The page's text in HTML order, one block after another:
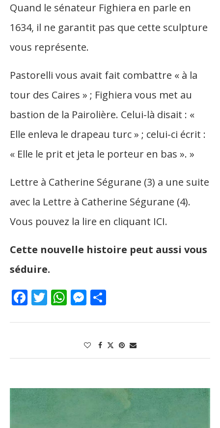
Quand le sénateur Fighiera en parle en
1634, il ne garantit pas que cette sculpture
vous représente.
Pastorelli vous avait fait combattre « à la
tour des Caires » ; Fighiera vous met au
bastion de la Pairolière. Celui-là disait : «
Elle enleva le drapeau turc » ; celui-ci écrit :
« Elle le prit et jeta le porteur en bas ». »
Lettre à Catherine Ségurane (3) a une suite
avec la Lettre à Catherine Ségurane (4).
Vous pouvez la lire en cliquant ICI.
Cette nouvelle histoire peut aussi vous
séduire.
Facebook
Twitter
WhatsApp
Messenger